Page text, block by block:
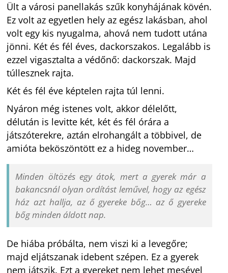
Ült a városi panellakás szűk konyhájának kövén.
Ez volt az egyetlen hely az egész lakásban, ahol
volt egy kis nyugalma, ahová nem tudott utána
jönni. Két és fél éves, dackorszakos. Legalább is
ezzel vigasztalta a védőnő: dackorszak. Majd
túllesznek rajta.
Két és fél éve képtelen rajta túl lenni.
Nyáron még istenes volt, akkor délelőtt,
délután is levitte két, két és fél órára a
játszóterekre, aztán elrohangált a többivel, de
amióta beköszöntött ez a hideg november…
Minden öltözés egy átok, mert a gyerek már a
bakancsnál olyan ordítást leművel, hogy az egész
ház azt hallja, az ő gyereke bőg… az ő gyereke
bőg minden áldott nap.
De hiába próbálta, nem viszi ki a levegőre;
majd eljátszanak idebent szépen. Ez a gyerek
nem játszik. Ezt a gyereket nem lehet mesével